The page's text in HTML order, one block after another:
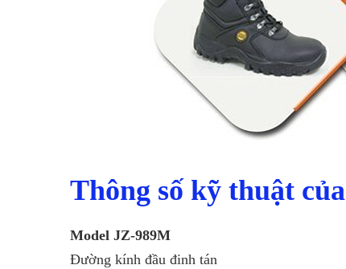
Thông số kỹ thuật của
Model JZ-989M
Đường kính đầu đinh tán